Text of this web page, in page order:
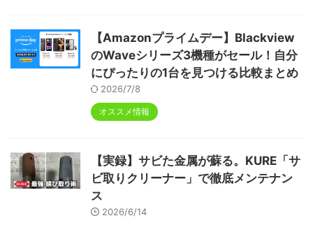
【Amazonプライムデー】Blackview
のWaveシリーズ3機種がセール！自分
にぴったりの1台を見つける比較まとめ
2026/7/8
オススメ情報
【実録】サビた金属が蘇る。KURE「サ
ビ取りクリーナー」で徹底メンテナン
ス
2026/6/14